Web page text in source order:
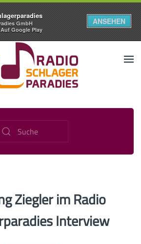
GmbH
Google Play
ANSEHEN
Ziegler im Radio
Interview